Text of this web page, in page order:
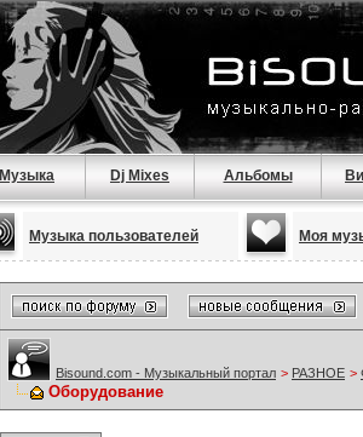
Музыка Dj Mixes Альбомы
Музыка пользователей Моя
Bisound.com - Музыкальный портал > РАЗНОЕ >
Оборудование